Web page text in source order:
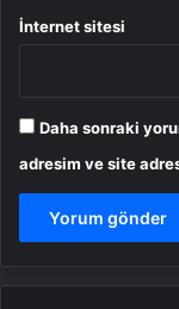
İnternet sitesi
Daha sonraki
adresim ve site